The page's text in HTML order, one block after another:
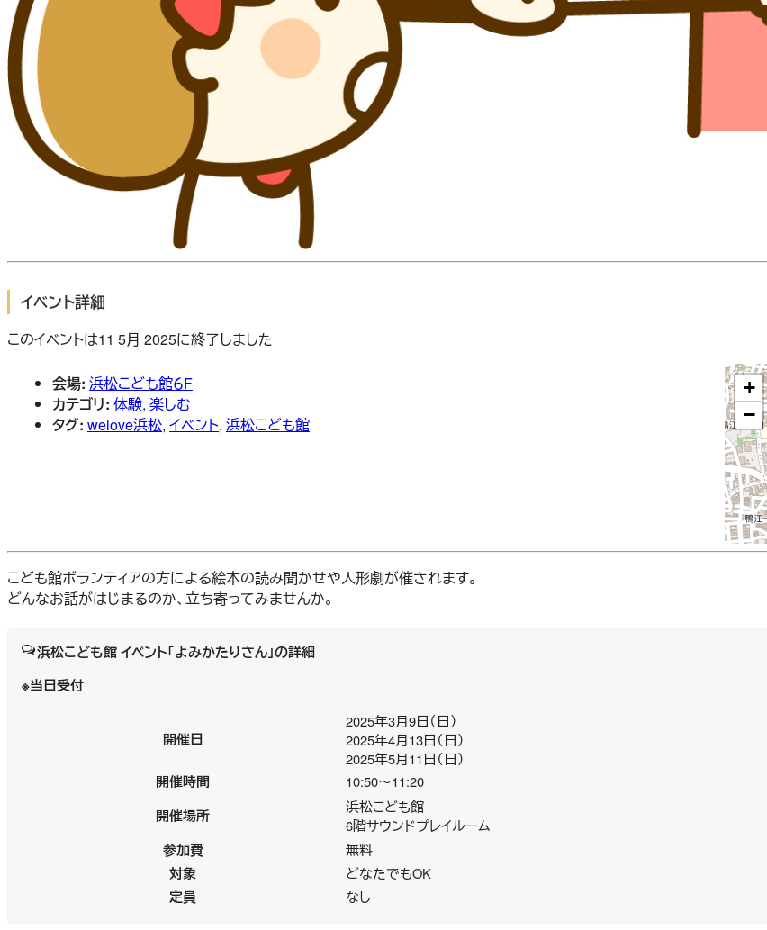
イベント詳細
このイベントは11 5月 2025に終了しました
会場: 浜松こども館６F
カテゴリ: 体験, 楽しむ
タグ: welove浜松, イベント, 浜松こども館
+
−
こども館ボランティアの方による絵本の読み聞かせや人形劇が催されます。
どんなお話がはじまるのか、立ち寄ってみませんか。
浜松こども館 イベント「よみかたりさん」の詳細
※当日受付
開催日
2025年3月9日（日）
2025年4月13日（日）
2025年5月11日（日）
開催時間 10:50～11:20
開催場所
浜松こども館
6階サウンドプレイルーム
参加費 無料
対象 どなたでもOK
定員 なし